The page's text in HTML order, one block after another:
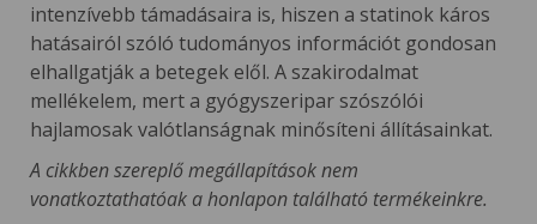
intenzívebb támadásaira is, hiszen a statinok káros
hatásairól szóló tudományos információt gondosan
elhallgatják a betegek elől. A szakirodalmat
mellékelem, mert a gyógyszeripar szószólói
hajlamosak valótlanságnak minősíteni állításainkat.
A cikkben szereplő megállapítások nem
vonatkoztathatóak a honlapon található termékeinkre.